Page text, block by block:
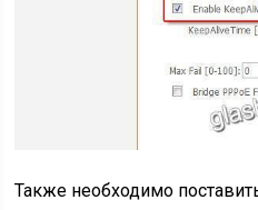
Также необходимо